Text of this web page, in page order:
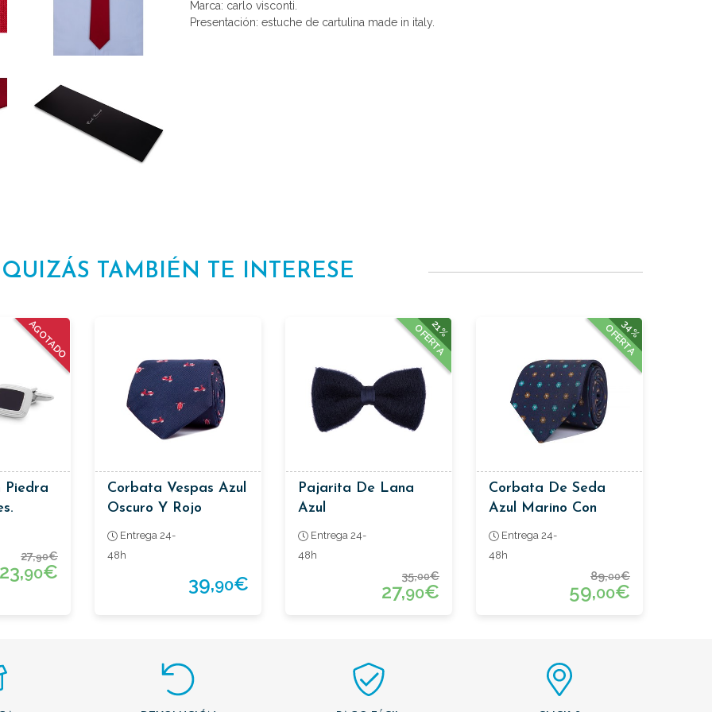
Marca: carlo visconti.
Presentación: estuche de cartulina made in italy.
QUIZÁS TAMBIÉN TE INTERESE
AGOTADO
Piedra
27,90€
23,90€
Corbata Vespas Azul
Oscuro Y Rojo
Entrega 24-
48h
39,90€
21%
OFERTA
Pajarita De Lana
Azul
Entrega 24-
48h
35,00€
27,90€
34%
OFERTA
Corbata De Seda
Azul Marino Con
Flores
Entrega 24-
48h
89,00€
59,00€